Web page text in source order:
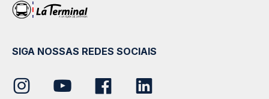
SIGA NOSSAS REDES SOCIAIS